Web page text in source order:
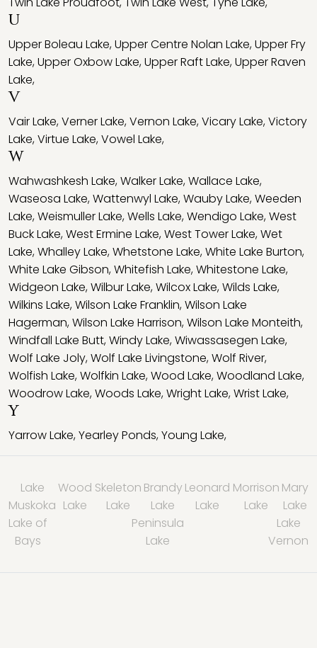
U
Upper Boleau Lake,Upper Centre Nolan Lake,Upper Fry
Lake,Upper Oxbow Lake,Upper Raft Lake,Upper Raven
Lake,
V
Vair Lake,Verner Lake,Vernon Lake,Vicary Lake,Victory
Lake,Virtue Lake,Vowel Lake,
W
Wahwashkesh Lake,Walker Lake,Wallace Lake,
Waseosa Lake,Wattenwyl Lake,Wauby Lake,Weeden
Lake,Weismuller Lake,Wells Lake,Wendigo Lake,West
Buck Lake,West Ermine Lake,West Tower Lake,Wet
Lake,Whalley Lake,Whetstone Lake,White Lake Burton,
White Lake Gibson,Whitefish Lake,Whitestone Lake,
Widgeon Lake,Wilbur Lake,Wilcox Lake,Wilds Lake,
Wilkins Lake,Wilson Lake Franklin,Wilson Lake
Hagerman,Wilson Lake Harrison,Wilson Lake Monteith,
Windfall Lake Butt,Windy Lake,Wiwassasegen Lake,
Wolf Lake Joly,Wolf Lake Livingstone,Wolf River,
Wolfish Lake,Wolfkin Lake,Wood Lake,Woodland Lake,
Woodrow Lake,Woods Lake,Wright Lake,Wrist Lake,
Y
Yarrow Lake,Yearley Ponds,Young Lake,
Lake
Muskoka
Wood
Lake
Skeleton
Lake
Brandy
Lake
Leonard
Lake
Morrison
Lake
Mary
Lake
Lake of
Bays
Peninsula
Lake
Lake
Vernon